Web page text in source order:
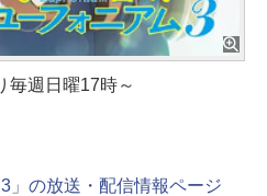
毎週日曜17時～
」の放送・配信情報ページ